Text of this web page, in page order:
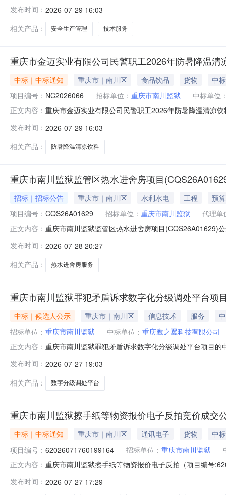
电话：71620205采购人地址：重庆市重庆市南川区重庆
律责任。
发布时间： 2026-07-29 16:03
相关产品：
安全生产管理 技术服务
重庆市金迈实业有限公司民警职工2026年防暑降温
中标｜中标通知 重庆市｜南川区 食品饮品 货物
中
项目编号： NC2026066 招标单位： 重庆市南川监狱
中标单位
正文内容： 重庆市金迈实业有限公司民警职工2026年防暑降温清凉
年防暑降温清凉饮料采购项目(第二次）124,953.40元重
发布时间： 2026-07-29 16:03
相关产品：
防暑降温清凉饮料
重庆市南川监狱监管区热水进舍房项目
招标｜招标公告 重庆市｜南川区 水利水电 工程
预
项目编号： CQS26A01629 招标单位： 重庆市南川监狱
代理单
正文内容： 重庆市南川监狱监管区热水进舍房项目(CQS26A01629)
取采购文件，并于2026年8月18日10:00（北京时间）前
发布时间： 2026-07-28 20:27
相关产品：
热水进舍房服务
重庆市南川监狱罪犯矛盾诉求数字化分级调处平台项
中标｜候选人公示 重庆市｜南川区 信息技术 服务
招标单位： 重庆市南川监狱 中标单位： 重庆鹰之翼科技有限公司
正文内容： 重庆市南川监狱罪犯矛盾诉求数字化分级调处平台项目
重庆鹰之翼科技有限公司中标人地址：重庆市重庆市渝
刚、孙红
发布时间： 2026-07-27 19:03
相关产品：
数字分级调处平台
重庆市南川监狱擦手纸等物资报价电子反拍竞价成交
中标｜中标通知 重庆市｜南川区 通讯电子 货物
中
项目编号： 62026071760199164 招标单位： 重庆市南川监狱
正文内容： 重庆市南川监狱擦手纸等物资报价电子反拍（项目编号
2026-07-2209:00-2026-07-2213:00二、采购单位信息
发布时间： 2026-07-27 17:29